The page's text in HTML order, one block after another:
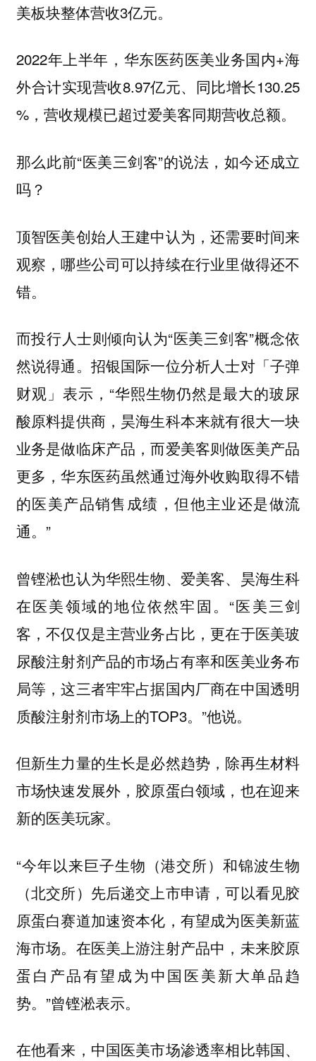
美板块整体营收3亿元。
2022年上半年，华东医药医美业务国内+海
外合计实现营收8.97亿元、同比增长130.25
%，营收规模已超过爱美客同期营收总额。
那么此前“医美三剑客”的说法，如今还成立
吗？
顶智医美创始人王建中认为，还需要时间来
观察，哪些公司可以持续在行业里做得还不
错。
而投行人士则倾向认为“医美三剑客”概念依
然说得通。招银国际一位分析人士对「子弹
财观」表示，“华熙生物仍然是最大的玻尿
酸原料提供商，昊海生科本来就有很大一块
业务是做临床产品，而爱美客则做医美产品
更多，华东医药虽然通过海外收购取得不错
的医美产品销售成绩，但他主业还是做流
通。”
曾铿淞也认为华熙生物、爱美客、昊海生科
在医美领域的地位依然牢固。“医美三剑
客，不仅仅是主营业务占比，更在于医美玻
尿酸注射剂产品的市场占有率和医美业务布
局等，这三者牢牢占据国内厂商在中国透明
质酸注射剂市场上的TOP3。”他说。
但新生力量的生长是必然趋势，除再生材料
市场快速发展外，胶原蛋白领域，也在迎来
新的医美玩家。
“今年以来巨子生物（港交所）和锦波生物
（北交所）先后递交上市申请，可以看见胶
原蛋白赛道加速资本化，有望成为医美新蓝
海市场。在医美上游注射产品中，未来胶原
蛋白产品有望成为中国医美新大单品趋
势。”曾铿淞表示。
在他看来，中国医美市场渗透率相比韩国、